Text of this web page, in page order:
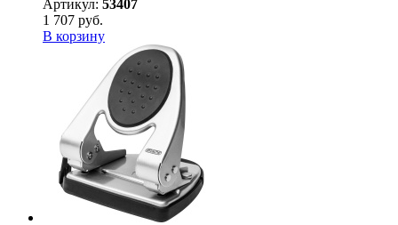
Артикул: 53407
1 707 руб.
В корзину